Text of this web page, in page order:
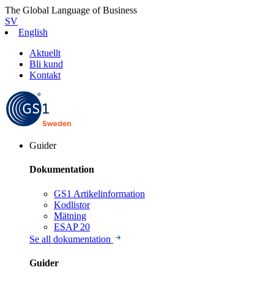
The Global Language of Business
SV
English
Aktuellt
Bli kund
Kontakt
Guider
Dokumentation
GS1 Artikelinformation
Kodlistor
Mätning
ESAP 20
Se all dokumentation
Guider